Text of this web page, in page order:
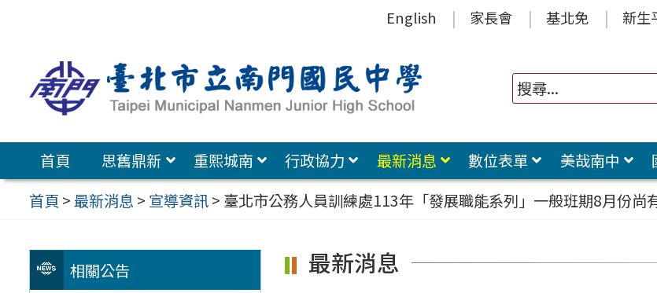
容
區
English 家長會 基北免 新生
首頁 思舊鼎新 重熙城南 行政協力 最新消息 數位表單 美哉南中
首頁 >最新消息 > 宣導資訊> 臺北市公務人員訓練處113年「發展職能系列」一般班期8月份尚
相關公告 最新消息